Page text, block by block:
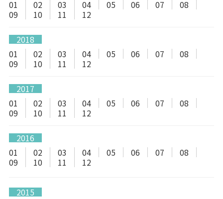
01
02 03 04 05 06 07
08
09
10 11 12
2018
01
02 03 04 05 06 07
08
09
10 11 12
2017
01
02 03 04 05 06 07
08
09
10 11 12
2016
01
02 03 04 05 06 07
08
09
10 11 12
2015